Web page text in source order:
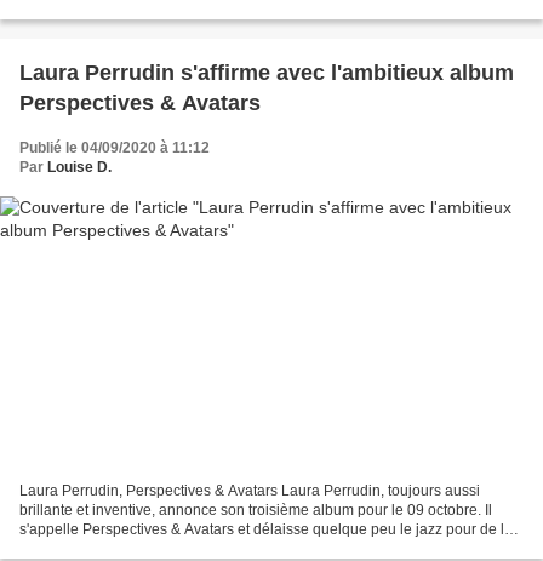
Laura Perrudin s'affirme avec l'ambitieux album
Perspectives & Avatars
Publié le 04/09/2020 à 11:12
Par Louise D.
Laura Perrudin, Perspectives & Avatars Laura Perrudin, toujours aussi
brillante et inventive, annonce son troisième album pour le 09 octobre. Il
s'appelle Perspectives & Avatars et délaisse quelque peu le jazz pour de la